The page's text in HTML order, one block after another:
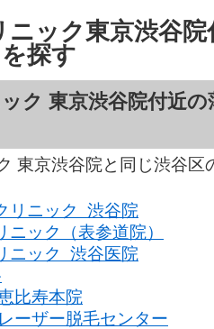
ック東京渋谷院
探す
ク 東京渋谷院付近の
東京渋谷院と同じ渋谷区
リニック 渋谷院
ック（表参道院）
ニック 渋谷医院
比寿本院
レーザー脱毛センター